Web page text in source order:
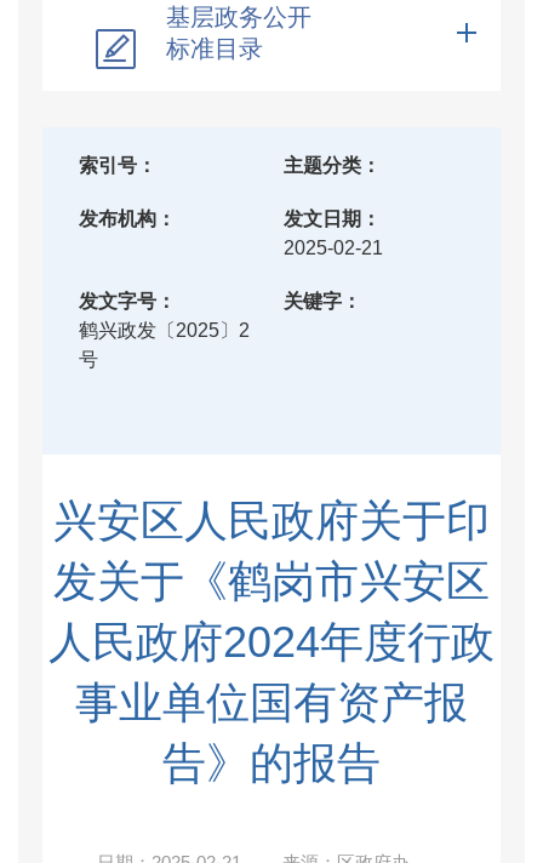
基层政务公开
标准目录
索引 号： 主题分类：
发布机构：
发文日期：
2025-02-21
发文字号：
鹤兴政发〔2025〕2
号
关键字：
兴安区人民政府关于印
发关于《鹤岗市兴安区
人民政府2024年度行政
事业单位国有资产报
告》的报告